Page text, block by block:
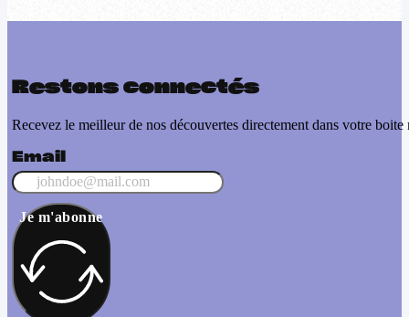
Restons connectés
Recevez le meilleur de nos découvertes directement dans votre boite
Email
Je m'abonne